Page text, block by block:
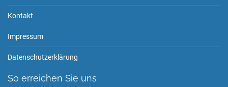
Kontakt
Impressum
Datenschutzerklärung
So erreichen Sie uns